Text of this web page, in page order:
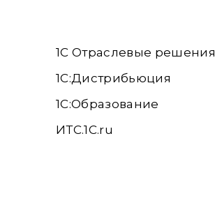
1С Отраслевые решения
1С:Дистрибьюция
1С:Образование
ИТС.1C.ru